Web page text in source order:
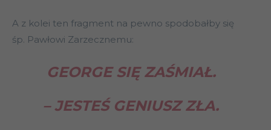
A z kolei ten fragment na pewno spodobałby się
śp. Pawłowi Zarzecznemu:
GEORGE SIĘ ZAŚMIAŁ.
– JESTEŚ GENIUSZ ZŁA.